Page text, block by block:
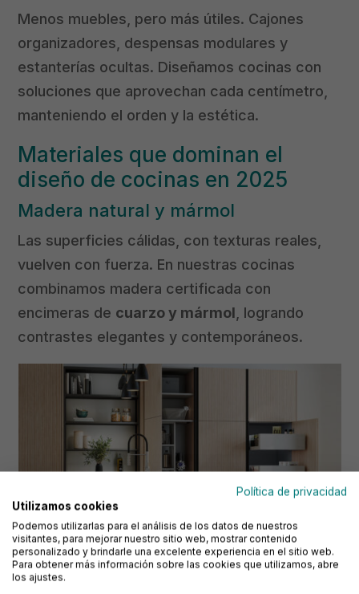
Menos muebles, pero más útiles. Cajones
organizadores, despensas modulares y
estanterías ocultas. Diseñamos cocinas con
soluciones que aprovechan cada centímetro,
manteniendo el orden y la estética.
Materiales que dominan el
diseño de cocinas en 2025
Madera natural y mármol
Las superficies cálidas, con texturas reales,
vuelven con fuerza. En nuestras cocinas
combinamos madera certificada con
encimeras de cuarzo y mármol , logrando
contrastes elegantes y contemporáneos.
Política de privacidad
Utilizamos cookies
Podemos utilizarlas para el análisis de los datos de nuestros
visitantes, para mejorar nuestro sitio web, mostrar contenido
personalizado y brindarle una excelente experiencia en el sitio web.
Para obtener más información sobre las cookies que utilizamos, abre
los ajustes.